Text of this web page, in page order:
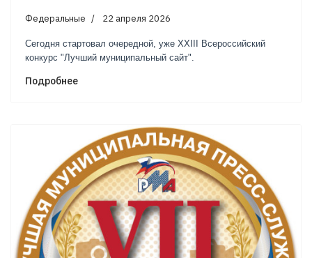
Федеральные 22 апреля 2026
Сегодня стартовал очередной, уже XXIII Всероссийский
конкурс "Лучший муниципальный сайт".
Подробнее